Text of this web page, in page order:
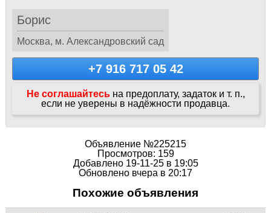
Борис
Москва, м. Александровский сад
+7 916 717 05 42
Не соглашайтесь на предоплату, задаток и т. п.,
если не уверены в надёжности продавца.
Объявление №225215
Просмотров: 159
Добавлено 19-11-25 в 19:05
Обновлено вчера в 20:17
Похожие объявления